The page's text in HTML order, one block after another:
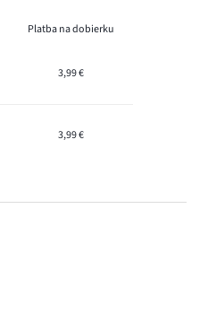
Platba na dobierku
3,99 €
3,99 €